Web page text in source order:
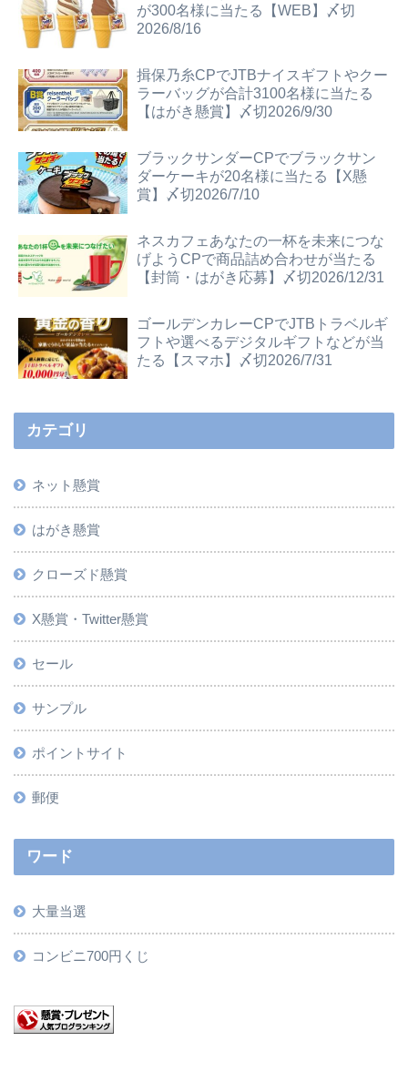
が300名様に当たる【WEB】〆切
2026/8/16
揖保乃糸CPでJTBナイスギフトやクー
ラーバッグが合計3100名様に当たる
【はがき懸賞】〆切2026/9/30
ブラックサンダーCPでブラックサン
ダーケーキが20名様に当たる【X懸
賞】〆切2026/7/10
ネスカフェあなたの一杯を未来につな
げようCPで商品詰め合わせが当たる
【封筒・はがき応募】〆切2026/12/31
ゴールデンカレーCPでJTBトラベルギ
フトや選べるデジタルギフトなどが当
たる【スマホ】〆切2026/7/31
カテゴリ
ネット懸賞
はがき懸賞
クローズド懸賞
X懸賞・Twitter懸賞
セール
サンプル
ポイントサイト
郵便
ワード
大量当選
コンビニ700円くじ